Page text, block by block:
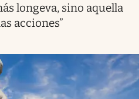
longeva, sino aquella
acciones”